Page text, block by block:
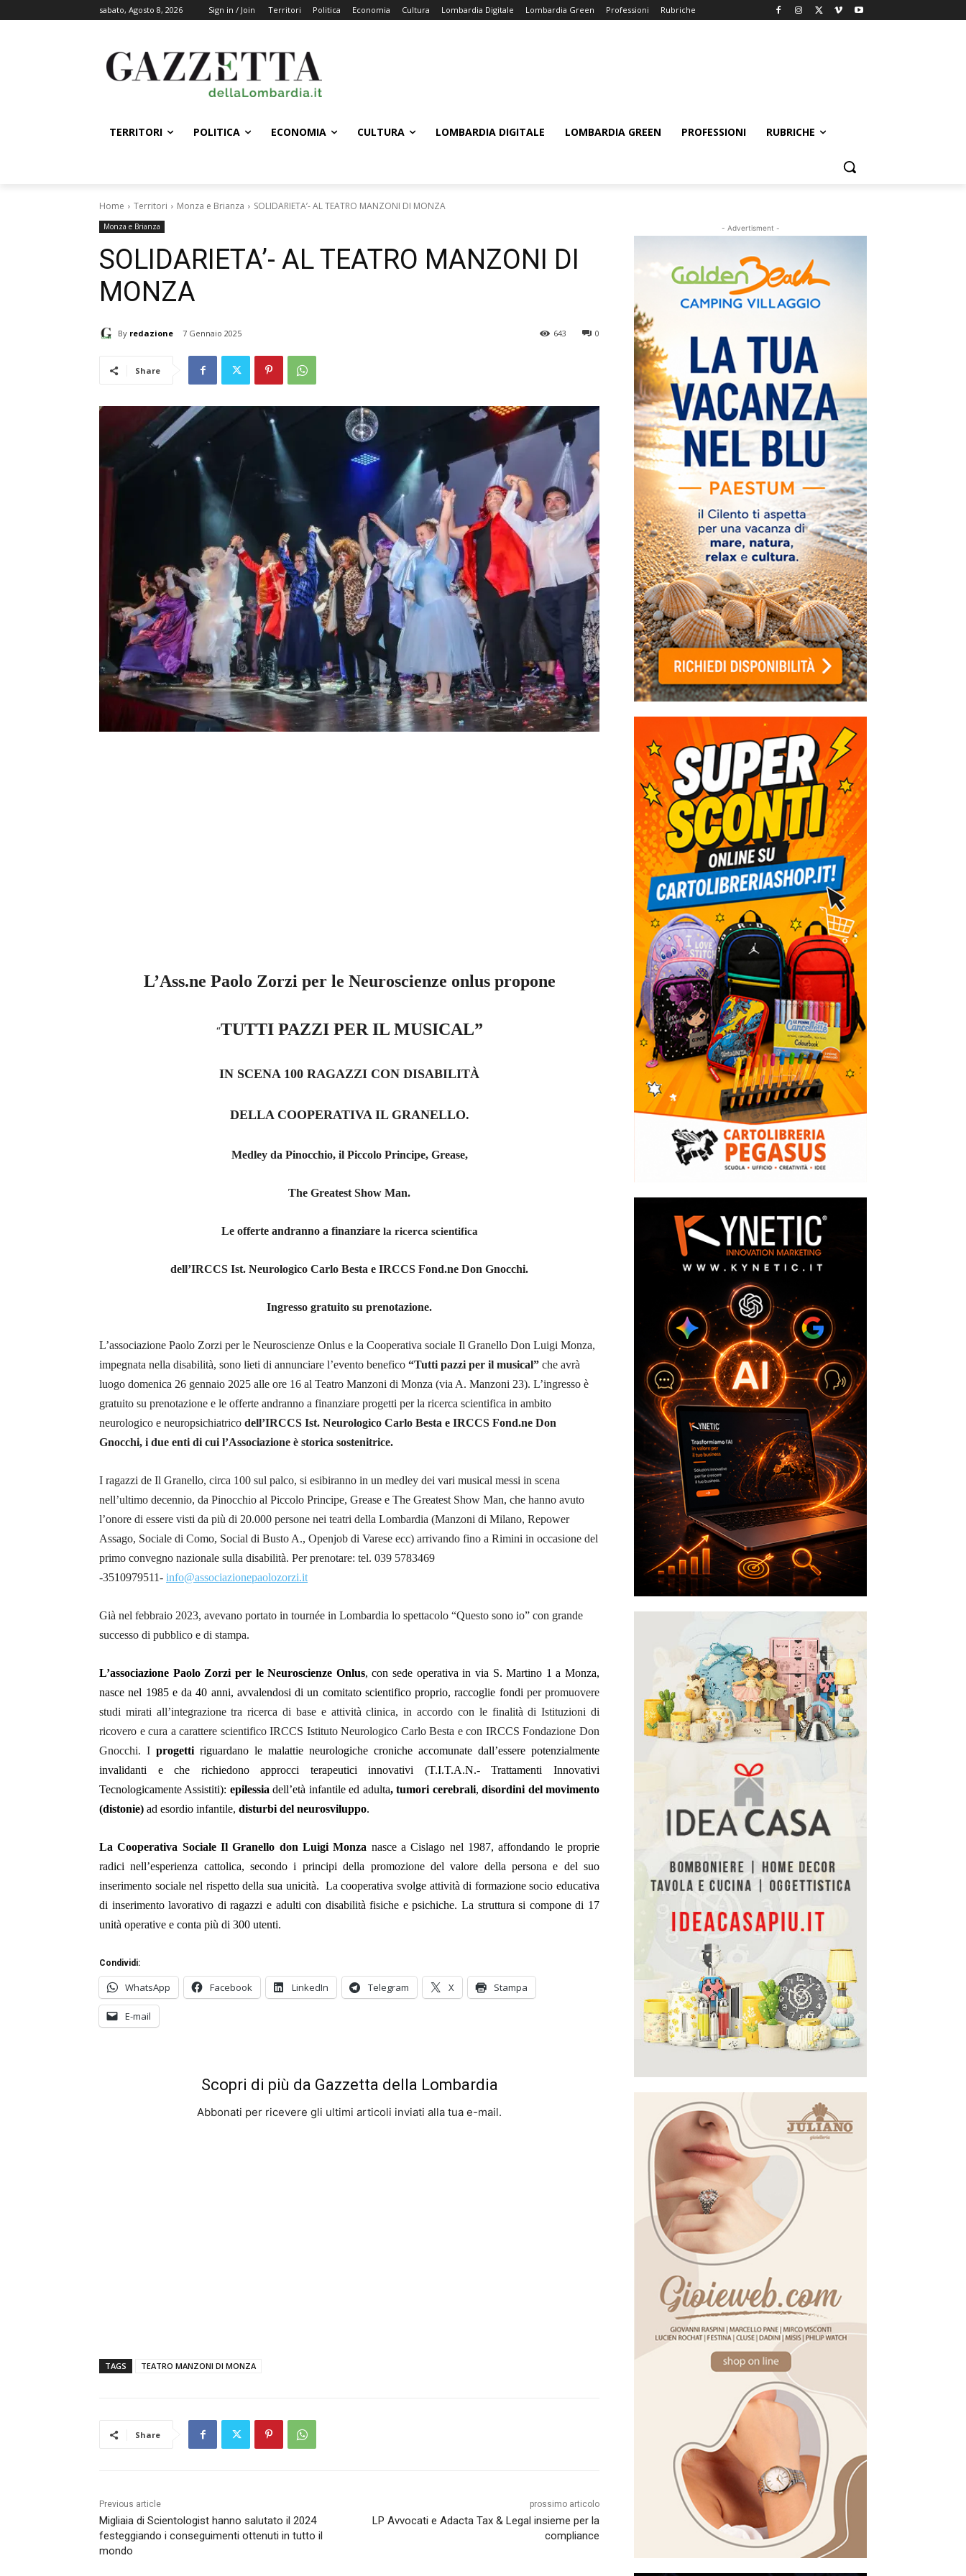
sabato, Agosto 8, 2026 Sign in / Join Territori Politica Economia Cultura Lombardia Digitale Lombardia Green Professioni Rubriche
TERRITORI POLITICA ECONOMIA CULTURA LOMBARDIA DIGITALE LOMBARDIA GREEN PROFESSIONI RUBRICHE
Home Territori Monza e Brianza SOLIDARIETA’- AL TEATRO MANZONI DI MONZA
Monza e Brianza
SOLIDARIETA’- AL TEATRO MANZONI DI
MONZA
By redazione 7 Gennaio 2025 0
643
Share
L’Ass.ne Paolo Zorzi per le Neuroscienze onlus propone
“TUTTI PAZZI PER IL MUSICAL”
IN SCENA 100 RAGAZZI CON DISABILITÀ
DELLA COOPERATIVA IL GRANELLO.
Medley da Pinocchio, il Piccolo Principe, Grease,
The Greatest Show Man.
Le offerte andranno a finanziare la ricerca scientifica
dell’IRCCS Ist. Neurologico Carlo Besta e IRCCS Fond.ne Don Gnocchi.
Ingresso gratuito su prenotazione.
L’associazione Paolo Zorzi per le Neuroscienze Onlus e la Cooperativa sociale Il Granello Don Luigi Monza,
impegnata nella disabilità, sono lieti di annunciare l’evento benefico “Tutti pazzi per il musical” che avrà
luogo domenica 26 gennaio 2025 alle ore 16 al Teatro Manzoni di Monza (via A. Manzoni 23). L’ingresso è
gratuito su prenotazione e le offerte andranno a finanziare progetti per la ricerca scientifica in ambito
neurologico e neuropsichiatrico dell’IRCCS Ist. Neurologico Carlo Besta e IRCCS Fond.ne Don
Gnocchi, i due enti di cui l’Associazione è storica sostenitrice.
I ragazzi de Il Granello, circa 100 sul palco, si esibiranno in un medley dei vari musical messi in scena
nell’ultimo decennio, da Pinocchio al Piccolo Principe, Grease e The Greatest Show Man, che hanno avuto
l’onore di essere visti da più di 20.000 persone nei teatri della Lombardia (Manzoni di Milano, Repower
Assago, Sociale di Como, Social di Busto A., Openjob di Varese ecc) arrivando fino a Rimini in occasione del
primo convegno nazionale sulla disabilità. Per prenotare: tel. 039 5783469
-3510979511- info@associazionepaolozorzi.it
Già nel febbraio 2023, avevano portato in tournée in Lombardia lo spettacolo “Questo sono io” con grande
successo di pubblico e di stampa.
L’associazione Paolo Zorzi per le Neuroscienze Onlus, con sede operativa in via S. Martino 1 a Monza,
nasce nel 1985 e da 40 anni, avvalendosi di un comitato scientifico proprio, raccoglie fondi per promuovere
studi mirati all’integrazione tra ricerca di base e attività clinica, in accordo con le finalità di Istituzioni di
ricovero e cura a carattere scientificoIRCCS Istituto Neurologico Carlo Besta e con IRCCS Fondazione Don
Gnocchi. I progetti riguardano le malattie neurologiche croniche accomunate dall’essere potenzialmente
invalidanti e che richiedono approcci terapeutici innovativi (T.I.T.A.N.-Trattamenti Innovativi
Tecnologicamente Assistiti): epilessia dell’età infantile ed adulta, tumori cerebrali,disordini del movimento
(distonie) ad esordio infantile, disturbi del neurosviluppo.
La Cooperativa Sociale Il Granello don Luigi Monza nasce a Cislago nel 1987, affondando le proprie
radici nell’esperienza cattolica, secondo i principi della promozione del valore della persona e del suo
inserimento sociale nel rispetto della sua unicità. La cooperativa svolge attività di formazione socio educativa
di inserimento lavorativo di ragazzi e adulti con disabilità fisiche e psichiche. La struttura si compone di 17
unità operative e conta più di 300 utenti.
Condividi:
WhatsApp Facebook LinkedIn Telegram X Stampa
E-mail
Scopri di più da Gazzetta della Lombardia
Abbonati per ricevere gli ultimi articoli inviati alla tua e-mail.
TAGS TEATRO MANZONI DI MONZA
Share
Previous article
Migliaia di Scientologist hanno salutato il 2024
festeggiando i conseguimenti ottenuti in tutto il
mondo
prossimo articolo
LP Avvocati e Adacta Tax & Legal insieme per la
compliance
- Advertisment -